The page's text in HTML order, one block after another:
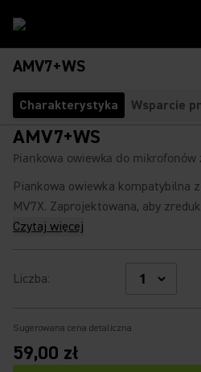
AMV7+WS
Charakterystyka Wsparcie
AMV7+WS
Piankowa owiewka do mikrofonów
Piankowa owiewka kompatybilna
MV7X. Zaprojektowana, aby
Czytaj więcej
Liczba:
Sugerowana cena detaliczna
59,00 zł